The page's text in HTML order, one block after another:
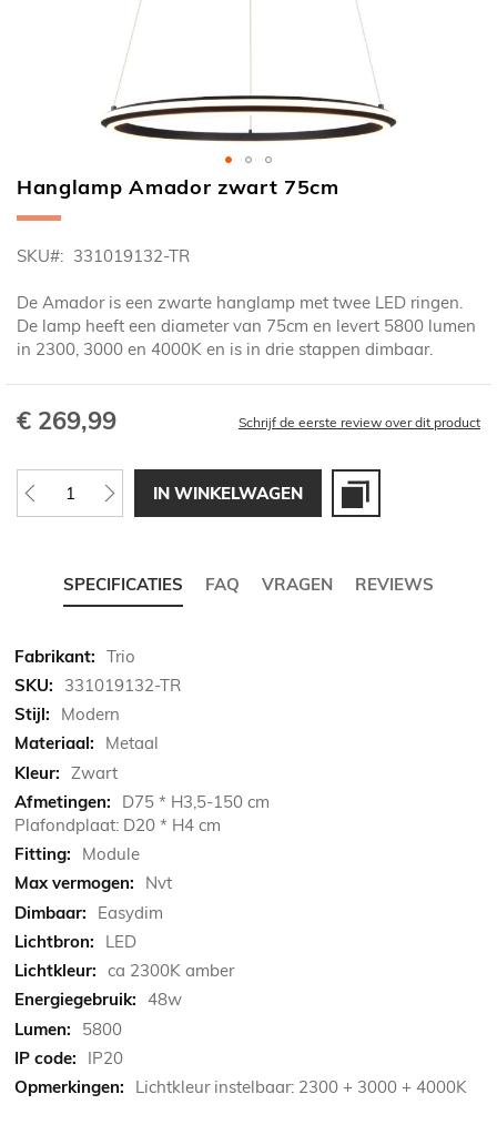
Ga
naar
begin
de
afbeeldingen-
gallerij
Hanglamp Amador zwart 75cm
SKU 331019132-TR
De Amador is een zwarte hanglamp met twee LED ringen.
De lamp heeft een diameter van 75cm en levert 5800 lumen
in 2300, 3000 en 4000K en is in drie stappen dimbaar.
€ 269,99 Schrijf de eerste review over dit product
IN WINKELWAGEN
SPECIFICATIES FAQ VRAGEN REVIEWS
Meer
informatie
Trio
331019132-TR
Modern
Metaal
Zwart
D75 * H3,5-150 cm
Plafondplaat: D20 * H4 cm
Module
Nvt
Easydim
LED
ca 2300K amber
48w
5800
IP20
Lichtkleur instelbaar: 2300 + 3000 + 4000K